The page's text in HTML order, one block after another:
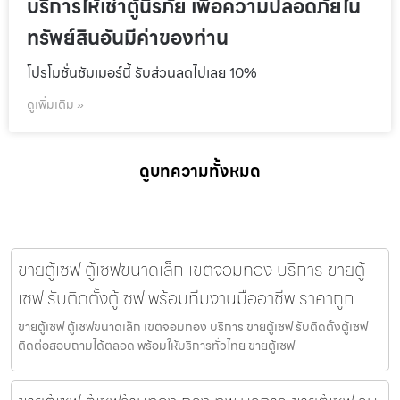
บริการให้เช่าตู้นิรภัย เพื่อความปลอดภัยใน
ทรัพย์สินอันมีค่าของท่าน
โปรโมชั่นชัมเมอร์นี้ รับส่วนลดไปเลย 10%
ดูเพิ่มเติม »
ดูบทความทั้งหมด
ขายตู้เซฟ ตู้เซฟขนาดเล็ก เขตจอมทอง บริการ ขายตู้
เซฟ รับติดตั้งตู้เซฟ พร้อมทีมงานมืออาชีพ ราคาถูก
ขายตู้เซฟ ตู้เซฟขนาดเล็ก เขตจอมทอง บริการ ขายตู้เซฟ รับติดตั้งตู้เซฟ
ติดต่อสอบถามได้ตลอด พร้อมให้บริการทั่วไทย ขายตู้เซฟ